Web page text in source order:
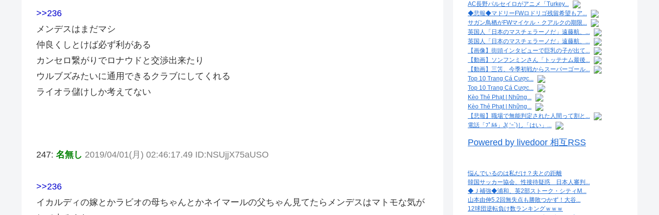
>>236
メンデスはまだマシ
仲良くしとけば必ず利がある
カンセロ繋がりでロナウドと交渉出来たり
ウルブズみたいに通用できるクラブにしてくれる
ライオラ儲けしか考えてない
247: 名無し 2019/04/01(月) 02:46:17.49 ID:NSUjjX75aUSO
>>236
イカルディの嫁とかラビオの母ちゃんとかネイマールの父ちゃん見てたらメンデスはマトモな気が
AC長野パルセイロがアニメ「Turkey...
◆悲報◆マドリーFWロドリゴ残留希望もア...
サガン鳥栖がFWマイケル・クアルクの期限...
英国人「日本のマスチェラーノだ」遠藤航、...
英国人「日本のマスチェラーノだ」遠藤航、...
【画像】街頭インタビューで巨乳の子が出て...
【動画】ソンフンミンさん「トッテナム最後...
【動画】三笘、今季初戦からスーパーゴール...
Top 10 Trang Cá Cược...
Top 10 Trang Cá Cược...
Kèo Thẻ Phạt | Những...
Kèo Thẻ Phạt | Những...
【悲報】職場で無能判定された人間って割と...
電話「ﾌﾟﾙﾙ」J( ‘ｰ`)し「はい」...
Powered by livedoor 相互RSS
悩んでいるのは私だけ？夫との距離
韓国サッカー協会、性接待疑惑 日本人審判...
◆Ｊ補強◆浦和、英2部ストーク・シティM...
山本由伸5.2回無失点も勝敗つかず！大谷...
12球団逆転負け数ランキングｗｗｗ